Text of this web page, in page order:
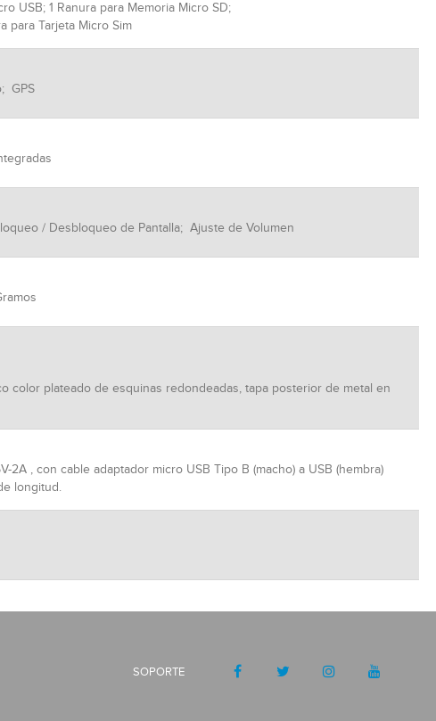
USB; 1 Ranura para Memoria Micro SD;
para Tarjeta Micro Sim
GPS
/ Desbloqueo de Pantalla; Ajuste de Volumen
color plateado de esquinas redondeadas, tapa posterior de metal en
2A , con cable adaptador micro USB Tipo B (macho) a USB (hembra)
longitud.
SOPORTE